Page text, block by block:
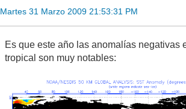
Martes 31 Marzo 2009 21:53:31 PM
Es que este año las anomalías negativas
tropical son muy notables: